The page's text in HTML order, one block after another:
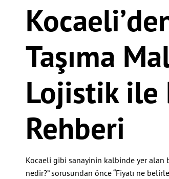
Taşıma
Lojistik ile
Rehberi
Kocaeli gibi sanayinin kalbinde yer alan
nedir?” sorusundan önce “Fiyatı ne